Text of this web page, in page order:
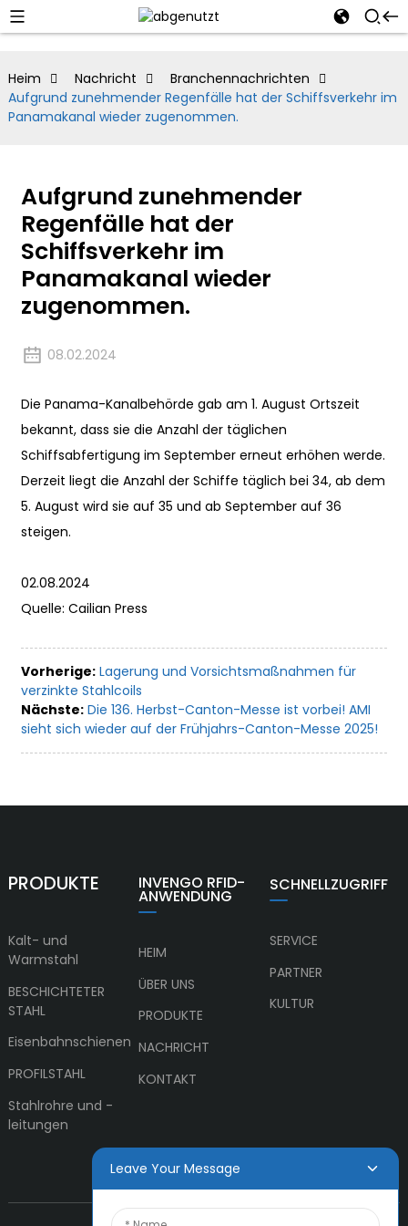
Heim Nachricht
Branchennachrichten
Aufgrund zunehmender Regenfälle hat der Schiffsverkehr im
Panamakanal wieder zugenommen.
Aufgrund zunehmender
Regenfälle hat der
Schiffsverkehr im
Panamakanal wieder
zugenommen.
08.02.2024
Die Panama-Kanalbehörde gab am 1. August Ortszeit
bekannt, dass sie die Anzahl der täglichen
Schiffsabfertigung im September erneut erhöhen werde.
Derzeit liegt die Anzahl der Schiffe täglich bei 34, ab dem
5. August wird sie auf 35 und ab September auf 36
steigen.
02.08.2024
Quelle: Cailian Press
Vorherige: Lagerung und Vorsichtsmaßnahmen für
verzinkte Stahlcoils
Nächste: Die 136. Herbst-Canton-Messe ist vorbei! AMI
sieht sich wieder auf der Frühjahrs-Canton-Messe 2025!
PRODUKTE
Kalt- und
Warmstahl
BESCHICHTETER
STAHL
Eisenbahnschienen
PROFILSTAHL
Stahlrohre und -
leitungen
INVENGO RFID-
ANWENDUNG
HEIM
ÜBER UNS
PRODUKTE
NACHRICHT
KONTAKT
SCHNELLZUGRIFF
SERVICE
PARTNER
KULTUR
Leave Your Message